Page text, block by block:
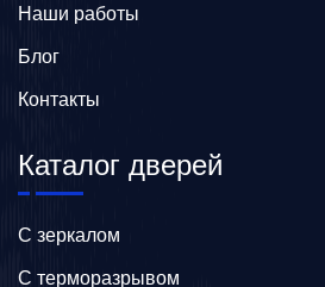
Наши работы
Блог
Контакты
Каталог дверей
C зеркалом
C терморазрывом